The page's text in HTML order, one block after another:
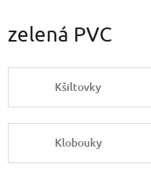
zelená PVC
Kšiltovky
Klobouky